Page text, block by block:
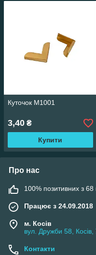
Куточок М1001
3,40 ₴
Купити
Про нас
100% позитивних з 68
Працює з 24.09.2018
м. Косів
вул. Дружби 58, Косів,
Контакти